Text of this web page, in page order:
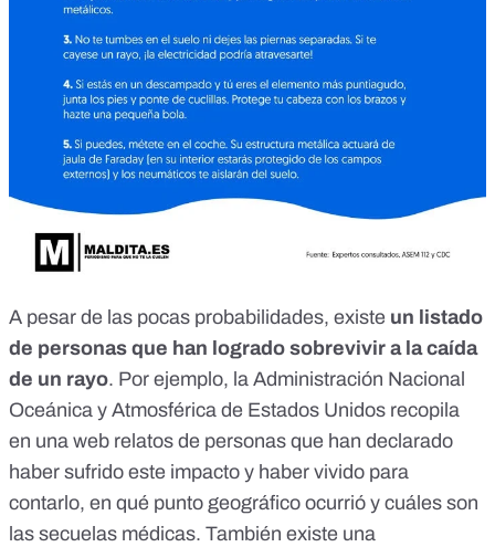
A pesar de las pocas probabilidades, existe un listado
de personas que han logrado sobrevivir a la caída
de un rayo. Por ejemplo, la Administración Nacional
Oceánica y Atmosférica de Estados Unidos recopila
en una web relatos de personas que han declarado
haber sufrido este impacto y haber vivido para
contarlo, en qué punto geográfico ocurrió y cuáles son
las secuelas médicas. También existe una